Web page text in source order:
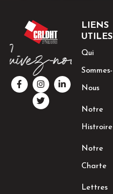
F
a
c
I
n
s
t
a
L
i
n
T
w
i
t
t
LIENS
UTILES
Qui
Sommes-
Nous
Notre
Histroire
Notre
Charte
Lettres